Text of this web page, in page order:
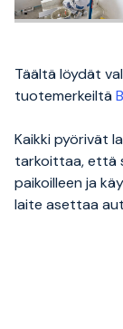
Täältä löydät
tuotemerkeiltä
Kaikki pyörivät
tarkoittaa, että
paikoilleen ja
laite asettaa